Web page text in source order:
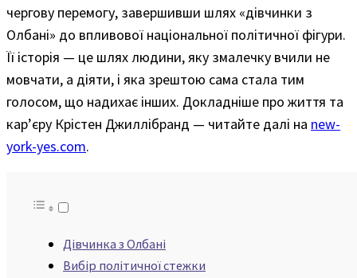
чергову перемогу, завершивши шлях «дівчинки з
Олбані» до впливової національної політичної фігури.
Її історія — це шлях людини, яку змалечку вчили не
мовчати, а діяти, і яка зрештою сама стала тим
голосом, що надихає інших. Докладніше про життя та
карʼєру Крістен Джиллібранд — читайте далі на new-
york-yes.com.
Дівчинка з Олбані
Вибір політичної стежки